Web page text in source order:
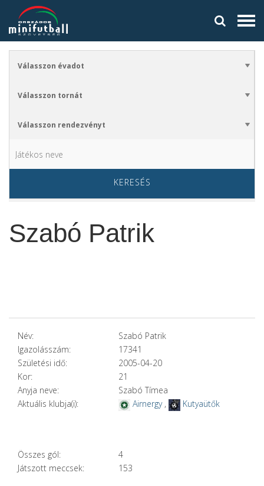
KERESÉS
Szabó Patrik
Név:
Szabó Patrik
Igazolásszám:
17341
Születési idő:
2005-04-20
Kor:
21
Anyja neve:
Szabó Tímea
Aktuális klubja(i):
Airnergy, Kutyaütők
Összes gól:
4
Játszott meccsek:
153